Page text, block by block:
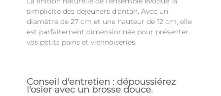
simplicité des déjeuners d'antan. Avec un
diamètre de 27 cm et une hauteur de 12 cm, elle
est parfaitement dimensionnée pour présenter
vos petits pains et viennoiseries.
Conseil d'entretien : dépoussiérez
l'osier avec un brosse douce.